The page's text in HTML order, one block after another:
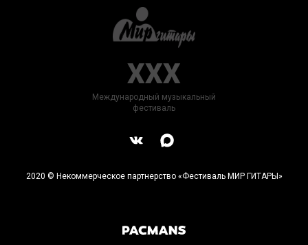
XXX
Международный музыкальный
фестиваль
2020 © Некоммерческое партнерство «Фестиваль МИР ГИТАРЫ»